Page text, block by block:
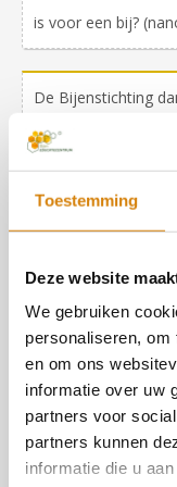
Toestemming
Deze website
We gebruiken
personaliseren,
en om ons
informatie over uw
partners voor
partners kunnen
informatie die u
is voor een bij?
De Bijenstichting
procedures heeft
bestrijdingsmiddelen
De langste
afgerond!
Wij deze
advocate Lilian
donateursen